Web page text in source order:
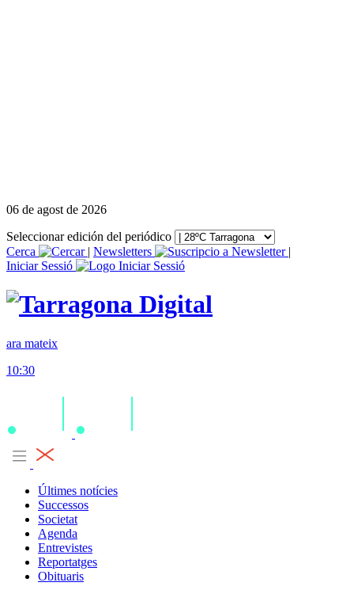
06 de agost de 2026
Seleccionar edición del periódico
Cerca
| Newsletters
|
Iniciar Sessió
ara mateix
10:30
Últimes notícies
Successos
Societat
Agenda
Entrevistes
Reportatges
Obituaris